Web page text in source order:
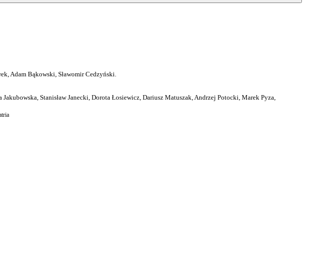
Adam Bąkowski, Sławomir Cedzyński.
Stanisław Janecki, Dorota Łosiewicz, Dariusz Matuszak, Andrzej Potocki, Marek Pyza,